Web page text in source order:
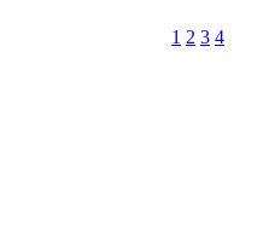
1 2 3 4